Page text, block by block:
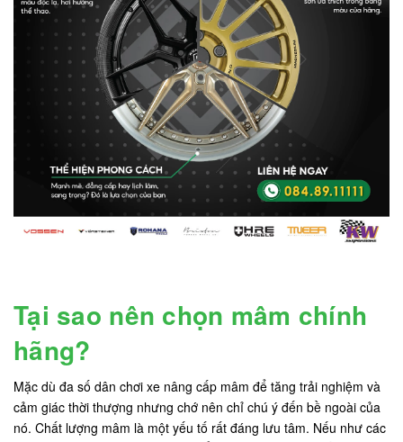
Tại sao nên chọn mâm chính
hãng?
Mặc dù đa số dân chơi xe nâng cấp mâm để tăng trải nghiệm và
cảm giác thời thượng nhưng chớ nên chỉ chú ý đến bề ngoài của
nó. Chất lượng mâm là một yếu tố rất đáng lưu tâm. Nếu như các